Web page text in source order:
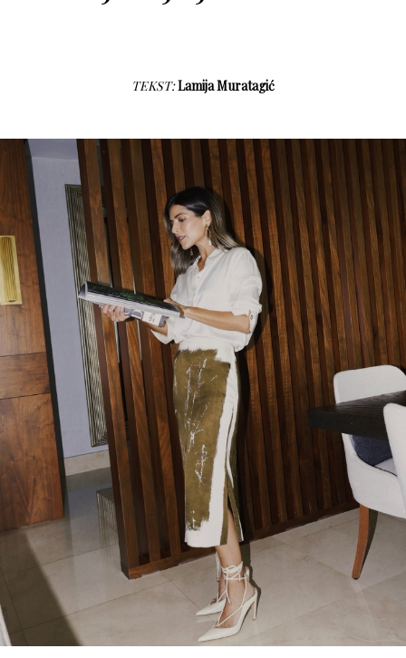
TEKST:Lamija Muratagić